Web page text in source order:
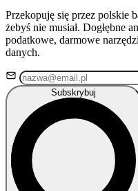
Przekopuję się przez polskie
żebyś nie musiał. Dogłębne
podatkowe, darmowe
danych.
Subskrybuj